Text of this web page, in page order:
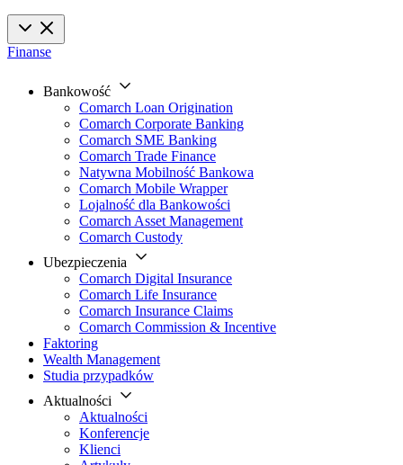
Finanse
Bankowość
Comarch Loan Origination
Comarch Corporate Banking
Comarch SME Banking
Comarch Trade Finance
Natywna Mobilność Bankowa
Comarch Mobile Wrapper
Lojalność dla Bankowości
Comarch Asset Management
Comarch Custody
Ubezpieczenia
Comarch Digital Insurance
Comarch Life Insurance
Comarch Insurance Claims
Comarch Commission & Incentive
Faktoring
Wealth Management
Studia przypadków
Aktualności
Aktualności
Konferencje
Klienci